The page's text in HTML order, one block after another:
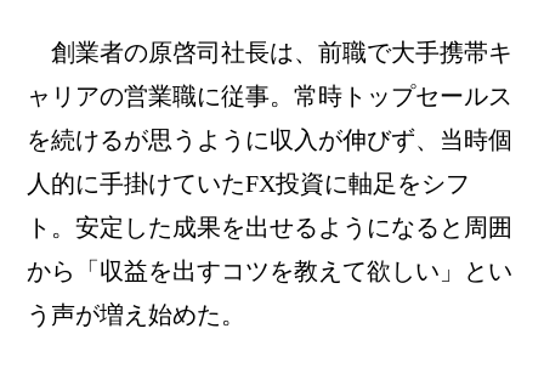
創業者の原啓司社長は、前職で大手携帯キ
ャリアの営業職に従事。常時トップセールス
を続けるが思うように収入が伸びず、当時個
人的に手掛けていたFX投資に軸足をシフ
ト。安定した成果を出せるようになると周囲
から「収益を出すコツを教えて欲しい」とい
う声が増え始めた。